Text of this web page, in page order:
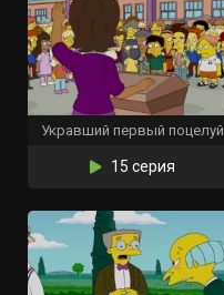
Укравший первый поцелуй
15 серия